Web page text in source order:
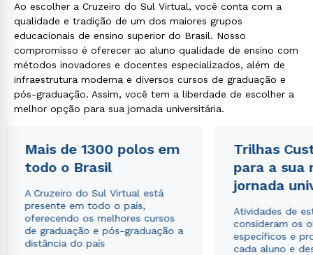
Ao escolher a Cruzeiro do Sul Virtual, você conta com a
qualidade e tradição de um dos maiores grupos
educacionais de ensino superior do Brasil. Nosso
compromisso é oferecer ao aluno qualidade de ensino com
métodos inovadores e docentes especializados, além de
infraestrutura moderna e diversos cursos de graduação e
pós-graduação. Assim, você tem a liberdade de escolher a
melhor opção para sua jornada universitária.
Mais de 1300 polos em
todo o Brasil
A Cruzeiro do Sul Virtual está
presente em todo o país,
oferecendo os melhores cursos
de graduação e pós-graduação a
distância do país
Trilhas
para a sua
jornada
Atividades de
consideram os
específicos e
cada aluno e
envio de conteúdos da Cruzeiro do Sul.